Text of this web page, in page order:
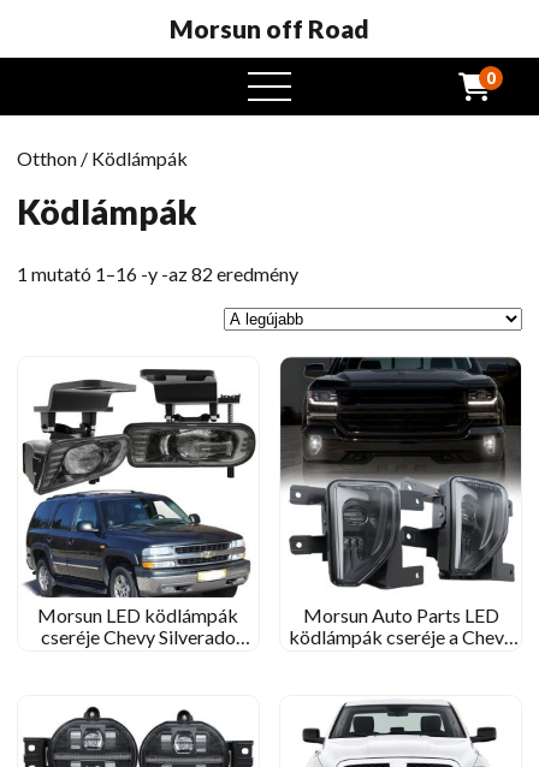
Morsun off Road
Nyissa
meg
0
Otthon / Ködlámpák
Ködlámpák
1 mutató 1–16 -y -az 82 eredményLegutóbbi
rendezve
Morsun LED ködlámpák
cseréje Chevy Silverado
Morsun Auto Parts LED
ködlámpák cseréje a Chevy
2018